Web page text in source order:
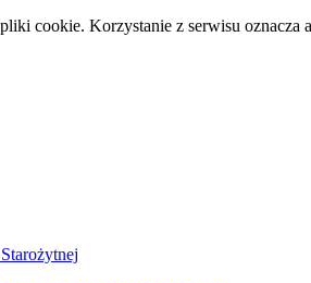
cookie. Korzystanie z serwisu oznacza